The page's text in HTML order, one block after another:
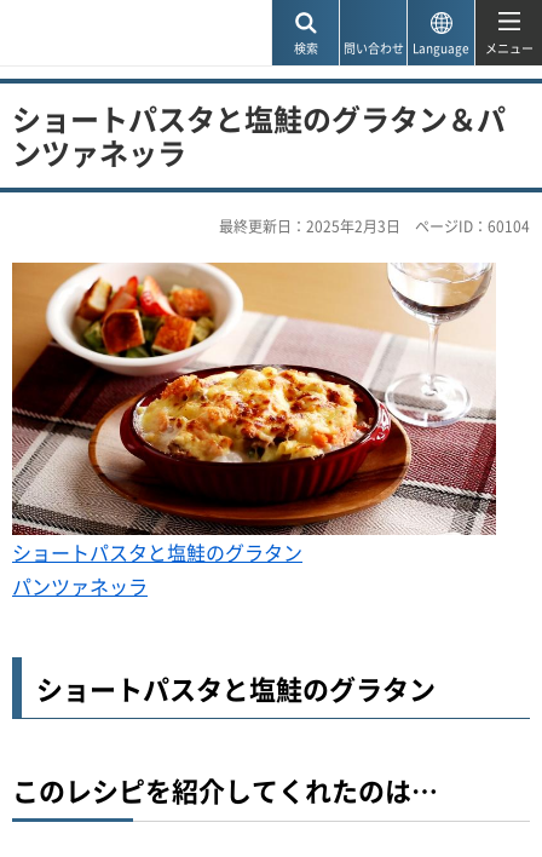
検索 問い合わせ Language メニュー
ショートパスタと塩鮭のグラタン＆パ
ンツァネッラ
最終更新日：2025年2月3日 ページID：60104
ショートパスタと塩鮭のグラタン
パンツァネッラ
ショートパスタと塩鮭のグラタン
このレシピを紹介してくれたのは…